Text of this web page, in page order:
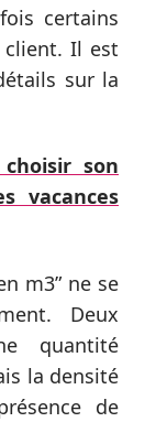
certains
client. Il est
sur la
son
vacances
m3” ne se
Deux
quantité
la densité
de